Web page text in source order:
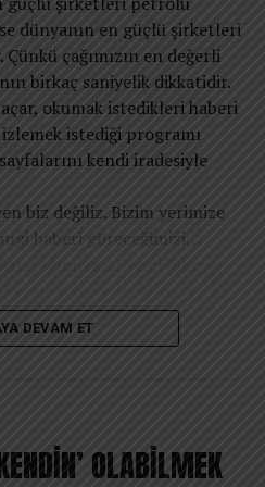
dünyanın en güçlü şirketleri
çağımızın en değerli
birkaç saniyelik dikkatidir.
okumak istedikleri haberi
istediği programı
kendi iradesiyle
biz değiliz. Bizim yerimize
haberi göreceğimizi…
daha sık
dijital sistemler belirliyor.
düşünmez; maruz
mesajlar ve sürekli
zamanla onun gerçeklik
DEVAM ET
OLABİLMEK